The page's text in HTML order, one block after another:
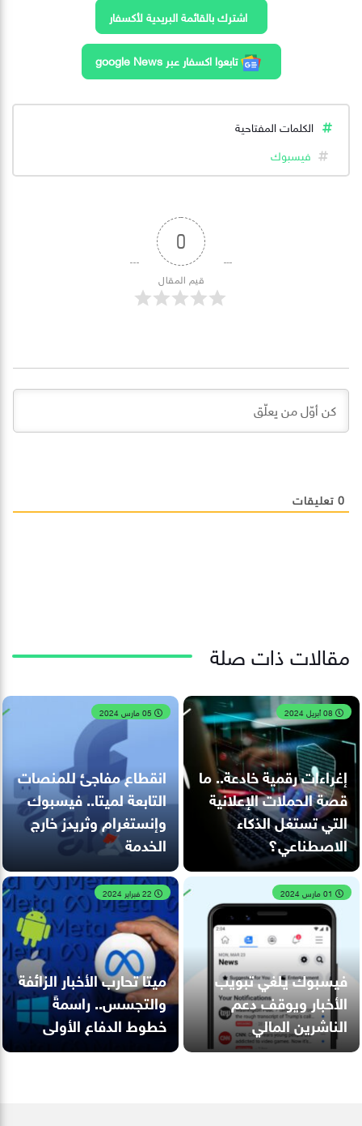
اشترك بالقائمة البريدية لأكسفار
تابعوا اكسفار عبر google News
الكلمات المفتاحية
فيسبوك
0
قيم المقال
0 تعليقات
مقالات ذات صلة
إغراءات رقمية خادعة.. ما
قصة الحملات الإعلانية
التي تستغل الذكاء
الاصطناعي؟
انقطاع مفاجئ للمنصات
التابعة لميتا.. فيسبوك
وإنستغرام وثريدز خارج
الخدمة
فيسبوك يلغي تبويب
الأخبار ويوقف دعم
الناشرين المالي
ميتا تحارب الأخبار الزائفة
والتجسس.. راسمةً
خطوط الدفاع الأولى